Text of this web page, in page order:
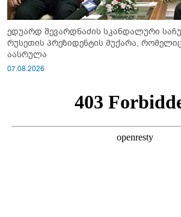
ედუარდ შევარდნაძის სკანდალური
რუსეთის პრეზიდენტის მუქარა,
აასრულა
07.08.2026